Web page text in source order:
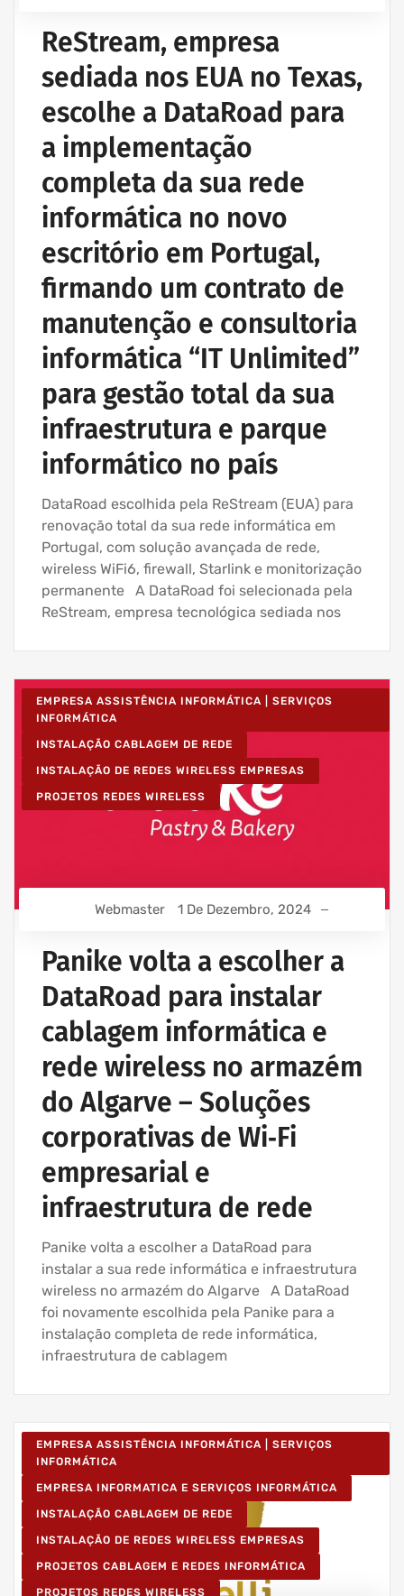
ReStream, empresa
sediada nos EUA no Texas,
escolhe a DataRoad para
a implementação
completa da sua rede
informática no novo
escritório em Portugal,
firmando um contrato de
manutenção e consultoria
informática “IT Unlimited”
para gestão total da sua
infraestrutura e parque
informático no país
DataRoad escolhida pela ReStream (EUA) para
renovação total da sua rede informática em
Portugal, com solução avançada de rede,
wireless WiFi6, firewall, Starlink e monitorização
permanente A DataRoad foi selecionada pela
ReStream, empresa tecnológica sediada nos
EMPRESA ASSISTÊNCIA INFORMÁTICA | SERVIÇOS
INFORMÁTICA
INSTALAÇÃO CABLAGEM DE REDE
INSTALAÇÃO DE REDES WIRELESS EMPRESAS
PROJETOS REDES WIRELESS
Webmaster 1 De Dezembro, 2024
Panike volta a escolher a
DataRoad para instalar
cablagem informática e
rede wireless no armazém
do Algarve – Soluções
corporativas de Wi‑Fi
empresarial e
infraestrutura de rede
Panike volta a escolher a DataRoad para
instalar a sua rede informática e infraestrutura
wireless no armazém do Algarve A DataRoad
foi novamente escolhida pela Panike para a
instalação completa de rede informática,
infraestrutura de cablagem
EMPRESA ASSISTÊNCIA INFORMÁTICA | SERVIÇOS
INFORMÁTICA
EMPRESA INFORMATICA E SERVIÇOS INFORMÁTICA
INSTALAÇÃO CABLAGEM DE REDE
INSTALAÇÃO DE REDES WIRELESS EMPRESAS
PROJETOS CABLAGEM E REDES INFORMÁTICA
PROJETOS REDES WIRELESS